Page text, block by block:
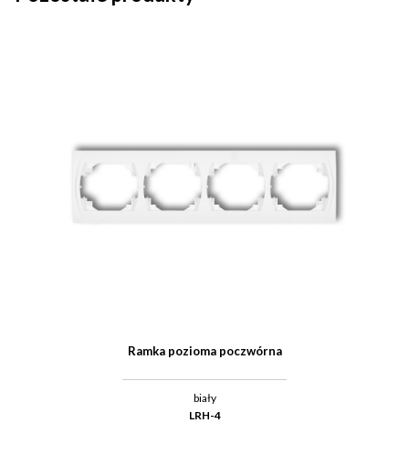
Ramka pozioma poczwórna
biały
LRH-4